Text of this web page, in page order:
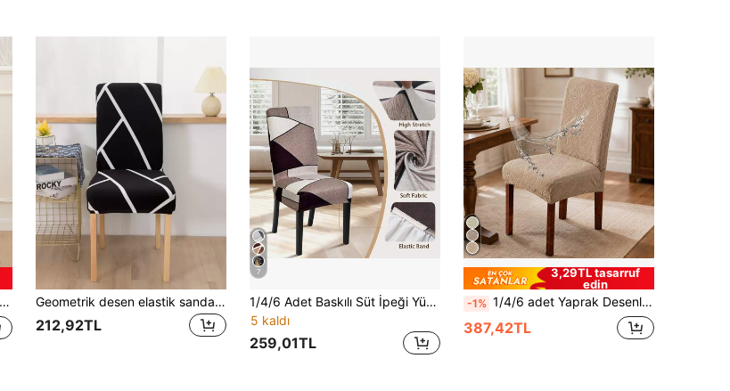
Geometrik desen elastik sandalye örtüsü, ev tipi basit polyester sandalye tozluk
212,92TL
7
1/4/6 Adet Baskılı Süt İpeği Yüksek Sırtlı Sandalye Kılıfları, Rastgele Desenler, Modern Polyester Esnek Toz Geçirmez ve Yıkanabilir Koltuk Kılıfları Oturma Odası, Yemek Odası ve Yatak Odası İçin
5 kaldı
259,01TL
3,29TL tasarruf
edin
-1% 1/4/6 adet Yaprak Desenli Su Geçirmez (TPU) Jakarlı Sandalye Kılıfı - Esnek, Kaymaz, Kolay Kurulum - Yemek Odası, Oturma Odası, Mutfak, Yatak Odası, Otel Mobilyaları İçin Uygundur
387,42TL